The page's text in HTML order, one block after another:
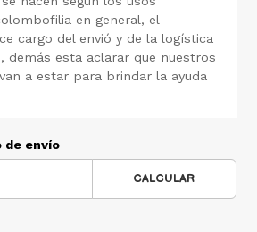
en general, el
cargo del envió y de la logística
demás esta aclarar que nuestros
a estar para brindar la ayuda
de envío
CALCULAR